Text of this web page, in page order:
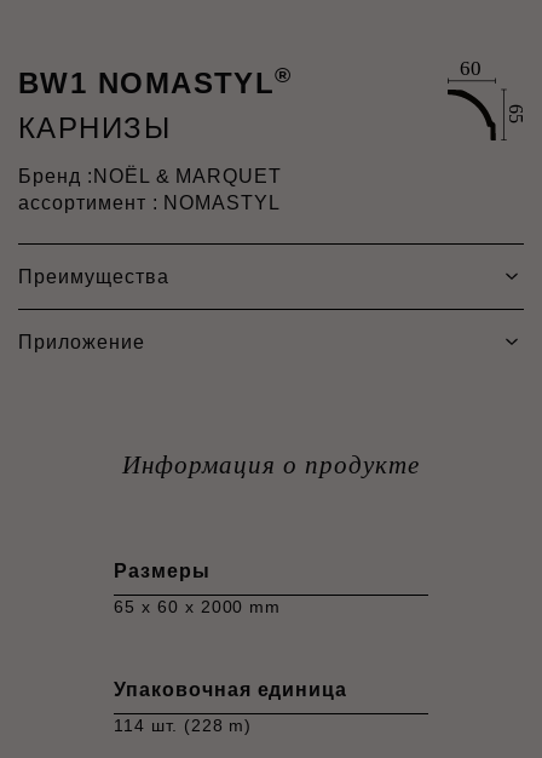
BW1 NOMASTYL®
КАРНИЗЫ
Бренд : NOËL & MARQUET
ассортимент : NOMASTYL
Преимущества
Приложение
Информация о продукте
Размеры
65 x 60 x 2000 mm
Упаковочная единица
114 шт. (228 m)